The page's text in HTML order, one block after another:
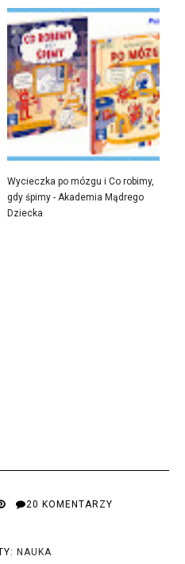
Wycieczka po mózgu i Co robimy,
gdy śpimy - Akademia Mądrego
Dziecka
20 KOMENTARZY
NAUKA